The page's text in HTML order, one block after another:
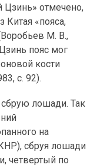
Цзинь» отмечено,
Китая «пояса,
М. В.,
пояс мог
кости
с. 92).
лошади. Так
на
сбруя лошади
четвертый по